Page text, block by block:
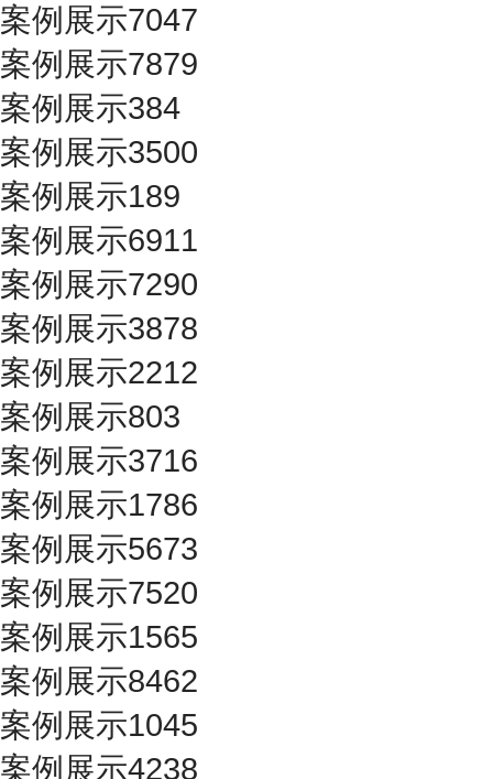
案例展示7047
案例展示7879
案例展示384
案例展示3500
案例展示189
案例展示6911
案例展示7290
案例展示3878
案例展示2212
案例展示803
案例展示3716
案例展示1786
案例展示5673
案例展示7520
案例展示1565
案例展示8462
案例展示1045
案例展示4238